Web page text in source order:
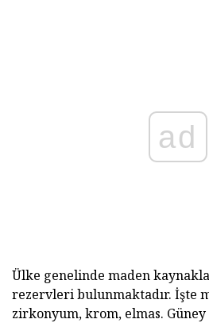
ad
Ülke genelinde maden
rezervleri bulunmaktadır. İşte
zirkonyum, krom, elmas.